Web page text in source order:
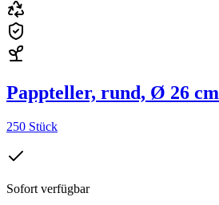
Pappteller, rund, Ø 26 cm
250 Stück
Sofort verfügbar